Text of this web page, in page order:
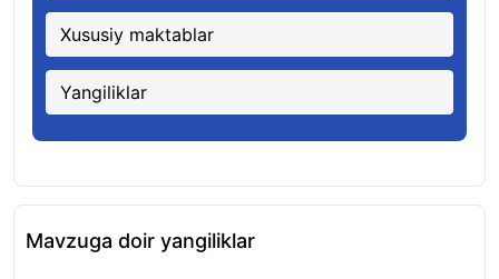
Xususiy maktablar
Yangiliklar
Mavzuga doir yangiliklar